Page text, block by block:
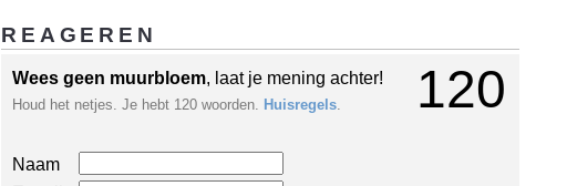
REAGEREN
120
Wees geen muurbloem, laat je mening achter!
Houd het netjes. Je hebt 120 woorden. Huisregels.
Naam